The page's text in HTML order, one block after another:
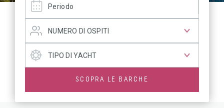
SCOPRA LE BARCHE